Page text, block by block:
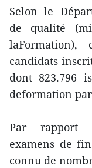
Selon le
de qualité
candidats
dont 823.796
deformation
Par rapport
examens de
connu de